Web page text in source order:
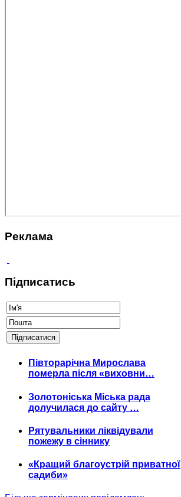
Реклама
Підписатись
Півторарічна Мирослава
померла після «виховни…
Золотоніська Міська рада
долучилася до сайту …
Рятувальники ліквідували
пожежу в сіннику
«Кращий благоустрій приватної
садиби»